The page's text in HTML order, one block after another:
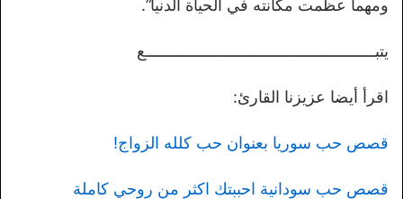
ومهما عظمت مكانته في الحياة الدنيا”.
يتبـــــــــــــــــــــــــــــــــــــــــــــــــــع
اقرأ أيضا عزيزنا القارئ:
قصص حب سوريا بعنوان حب كلله الزواج!
قصص حب سودانية احببتك اكثر من روحي كاملة